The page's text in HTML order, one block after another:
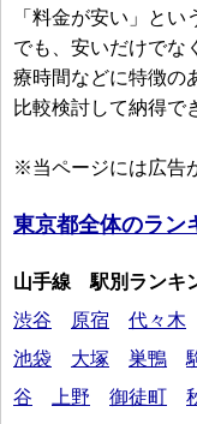
「料金が安い」とい
でも、安いだけでな
療時間などに特徴の
比較検討して納得で
※当ページには広告
東京都全体のラン
山手線 駅別ランキ
渋谷
原宿 代々木
池袋
大塚 巣鴨
谷
上野 御徒町